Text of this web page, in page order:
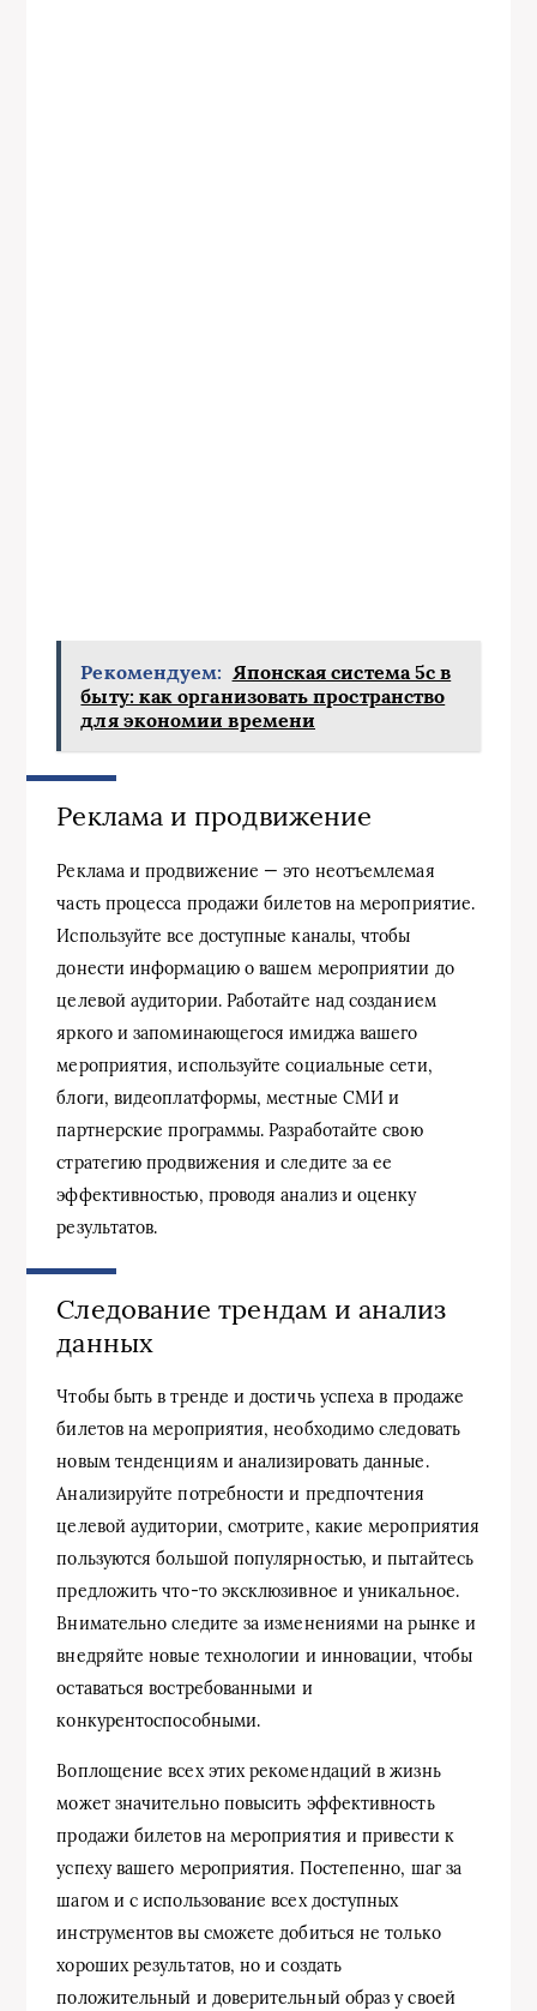
Рекомендуем: Японская система 5с в
быту: как организовать пространство
для экономии времени
Реклама и продвижение
Реклама и продвижение — это неотъемлемая
часть процесса продажи билетов на мероприятие.
Используйте все доступные каналы, чтобы
донести информацию о вашем мероприятии до
целевой аудитории. Работайте над созданием
яркого и запоминающегося имиджа вашего
мероприятия, используйте социальные сети,
блоги, видеоплатформы, местные СМИ и
партнерские программы. Разработайте свою
стратегию продвижения и следите за ее
эффективностью, проводя анализ и оценку
результатов.
Следование трендам и анализ
данных
Чтобы быть в тренде и достичь успеха в продаже
билетов на мероприятия, необходимо следовать
новым тенденциям и анализировать данные.
Анализируйте потребности и предпочтения
целевой аудитории, смотрите, какие мероприятия
пользуются большой популярностью, и пытайтесь
предложить что-то эксклюзивное и уникальное.
Внимательно следите за изменениями на рынке и
внедряйте новые технологии и инновации, чтобы
оставаться востребованными и
конкурентоспособными.
Воплощение всех этих рекомендаций в жизнь
может значительно повысить эффективность
продажи билетов на мероприятия и привести к
успеху вашего мероприятия. Постепенно, шаг за
шагом и с использование всех доступных
инструментов вы сможете добиться не только
хороших результатов, но и создать
положительный и доверительный образ у своей